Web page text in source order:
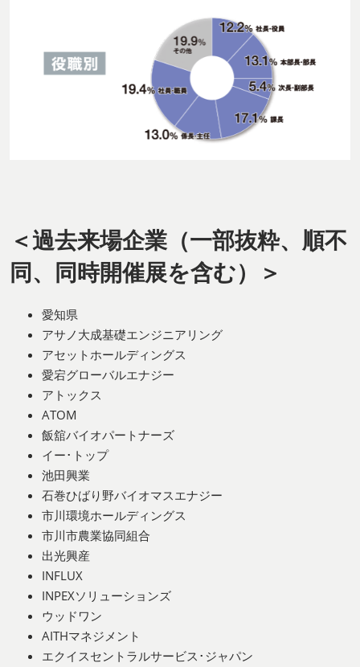
＜過去来場企業（一部抜粋、順不
同、同時開催展を含む）＞
愛知県
アサノ大成基礎エンジニアリング
アセットホールディングス
愛宕グローバルエナジー
アトックス
ATOM
飯舘バイオパートナーズ
イー･トップ
池田興業
石巻ひばり野バイオマスエナジー
市川環境ホールディングス
市川市農業協同組合
出光興産
INFLUX
INPEXソリューションズ
ウッドワン
AITHマネジメント
エクイスセントラルサービス･ジャパン